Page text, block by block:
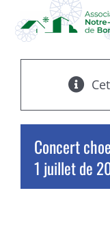
contenu
ACCUEIL
ASSOCIATION
ÉTABLISSEMENTS
Concert
1 juillet de